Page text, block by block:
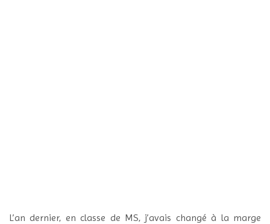
L’an dernier, en classe de MS, j’avais changé à la marge